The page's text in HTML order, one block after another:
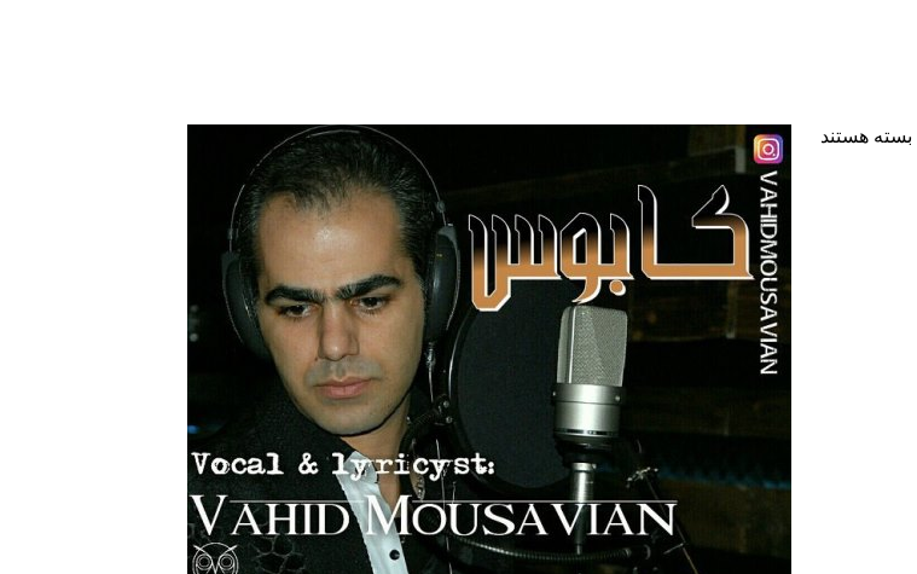
بسته هستند